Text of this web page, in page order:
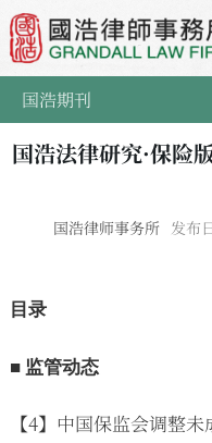
国浩期刊
国浩法律研究·保险
国浩律师事务所 发布
目录
■ 监管动态
【4】中国保监会调整